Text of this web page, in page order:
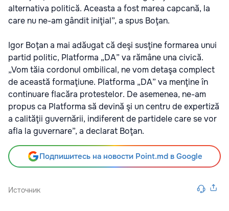
alternativa politică. Aceasta a fost marea capcană, la
care nu ne-am gândit iniţial”, a spus Boţan.
Igor Boţan a mai adăugat că deşi susţine formarea unui
partid politic, Platforma „DA” va rămâne una civică.
„Vom tăia cordonul ombilical, ne vom detaşa complect
de această formaţiune. Platforma „DA” va menţine în
continuare flacăra protestelor. De asemenea, ne-am
propus ca Platforma să devină şi un centru de expertiză
a calităţii guvernării, indiferent de partidele care se vor
afla la guvernare”, a declarat Boţan.
Подпишитесь на новости Point.md в Google
Источник